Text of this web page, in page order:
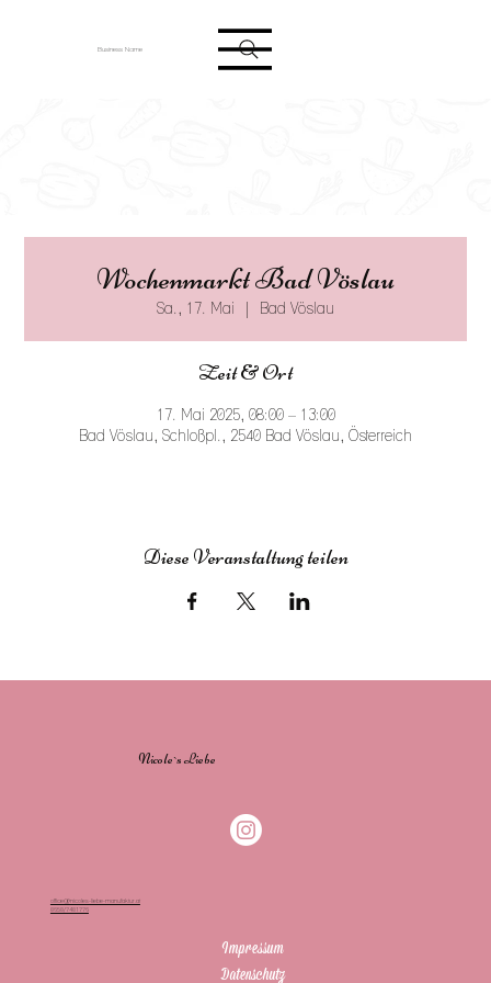
Business Name
Wochenmarkt Bad Vöslau
Sa., 17. Mai Bad Vöslau
Zeit & Ort
17. Mai 2025, 08:00 – 13:00
Bad Vöslau, Schloßpl., 2540 Bad Vöslau, Österreich
Diese Veranstaltung teilen
Nicole`s Liebe
office@nicoles-liebe-manufaktur.at
0650/7401776
Impressum
Datenschutz